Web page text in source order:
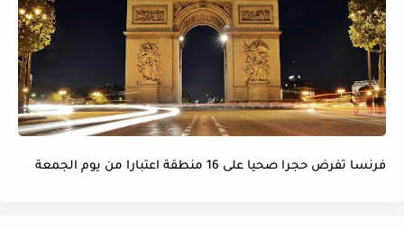
فرنسا تفرض حجرا صحيا على 16 منطقة اعتبارا من يوم الجمعة